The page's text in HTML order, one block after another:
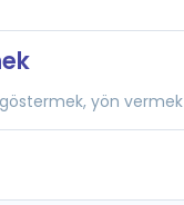
yön vermek